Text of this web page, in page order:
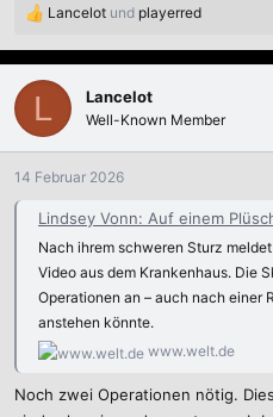
R
a
k
i
o
n
Lancelot und playerred
L Lancelot
Well-Known Member
14 Februar 2026
Lindsey Vonn: Auf einem Plüsch-Hai liegend
Nach ihrem schweren Sturz
Video aus dem Krankenhaus. Die
Operationen an – auch nach einer
anstehen könnte.
www.welt.de
Noch zwei Operationen nötig.